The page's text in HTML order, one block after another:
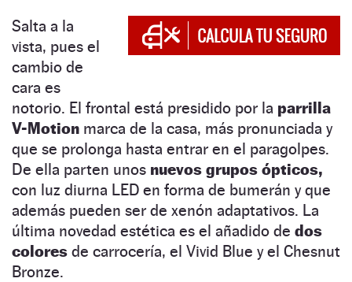
Salta a la
vista, pues el
cambio de
cara es
notorio. El frontal está presidido por la parrilla
V-Motion marca de la casa, más pronunciada y
que se prolonga hasta entrar en el paragolpes.
De ella parten unos nuevos grupos ópticos,
con luz diurna LED en forma de bumerán y que
además pueden ser de xenón adaptativos. La
última novedad estética es el añadido de dos
colores de carrocería, el Vivid Blue y el Chesnut
Bronze.